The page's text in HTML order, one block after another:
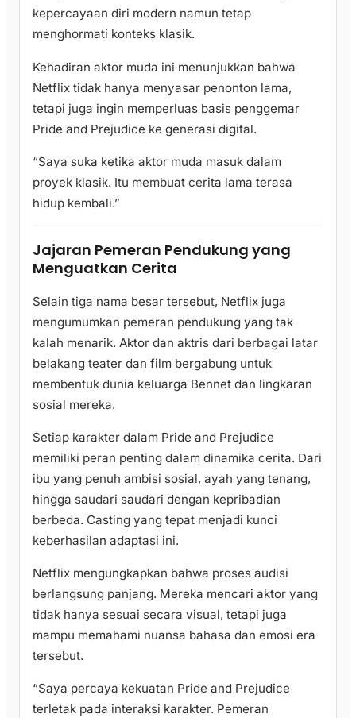
kepercayaan diri modern namun tetap
menghormati konteks klasik.
Kehadiran aktor muda ini menunjukkan bahwa
Netflix tidak hanya menyasar penonton lama,
tetapi juga ingin memperluas basis penggemar
Pride and Prejudice ke generasi digital.
“Saya suka ketika aktor muda masuk dalam
proyek klasik. Itu membuat cerita lama terasa
hidup kembali.”
Jajaran Pemeran Pendukung yang
Menguatkan Cerita
Selain tiga nama besar tersebut, Netflix juga
mengumumkan pemeran pendukung yang tak
kalah menarik. Aktor dan aktris dari berbagai latar
belakang teater dan film bergabung untuk
membentuk dunia keluarga Bennet dan lingkaran
sosial mereka.
Setiap karakter dalam Pride and Prejudice
memiliki peran penting dalam dinamika cerita. Dari
ibu yang penuh ambisi sosial, ayah yang tenang,
hingga saudari saudari dengan kepribadian
berbeda. Casting yang tepat menjadi kunci
keberhasilan adaptasi ini.
Netflix mengungkapkan bahwa proses audisi
berlangsung panjang. Mereka mencari aktor yang
tidak hanya sesuai secara visual, tetapi juga
mampu memahami nuansa bahasa dan emosi era
tersebut.
“Saya percaya kekuatan Pride and Prejudice
terletak pada interaksi karakter. Pemeran